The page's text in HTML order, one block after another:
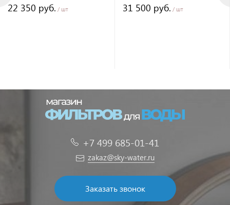
22 350 руб. / шт 31 500 руб. / шт
+7 499 685-01-41
zakaz@sky-water.ru
Заказать звонок